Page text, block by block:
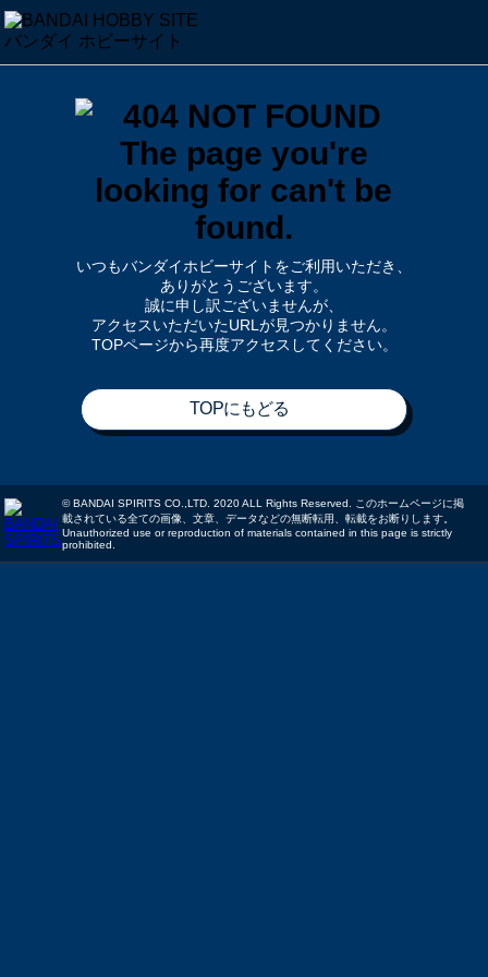
いつもバンダイホビーサイトをご利用いただき、
ありがとうございます。
誠に申し訳ございませんが、
アクセスいただいたURLが見つかりません。
TOPページから再度アクセスしてください。
TOPにもどる
© BANDAI SPIRITS CO.,LTD. 2020 ALL Rights Reserved. このホームページに掲
載されている全ての画像、文章、データなどの無断転用、転載をお断りします。
Unauthorized use or reproduction of materials contained in this page is strictly
prohibited.